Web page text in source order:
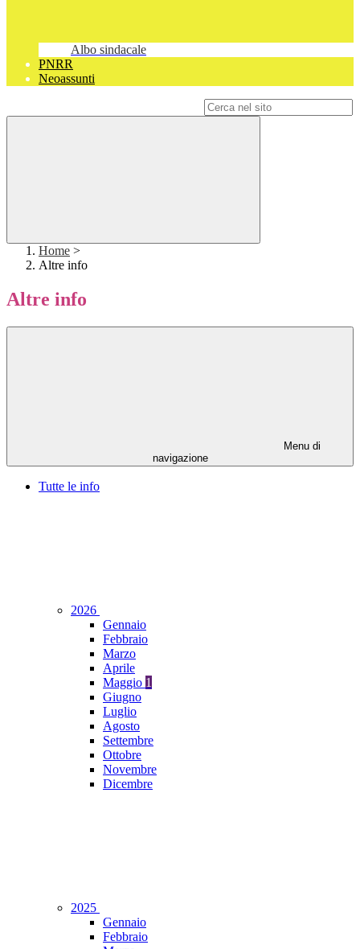
Albo sindacale
PNRR
Neoassunti
Home >
Altre info
Altre info
Menu di
navigazione
Tutte le info
2026
Gennaio
Febbraio
Marzo
Aprile
Maggio 1
Giugno
Luglio
Agosto
Settembre
Ottobre
Novembre
Dicembre
2025
Gennaio
Febbraio